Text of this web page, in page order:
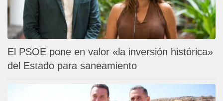
El PSOE pone en valor «la inversión histórica»
del Estado para saneamiento